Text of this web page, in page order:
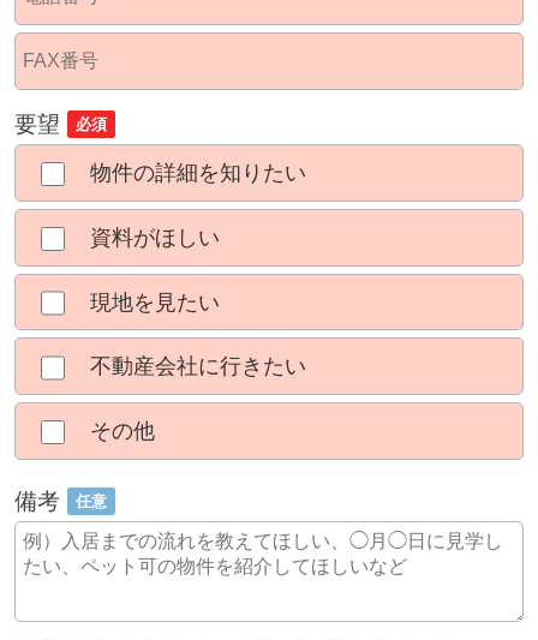
要望 必須
物件の詳細を知りたい
資料がほしい
現地を見たい
不動産会社に行きたい
その他
備考 任意